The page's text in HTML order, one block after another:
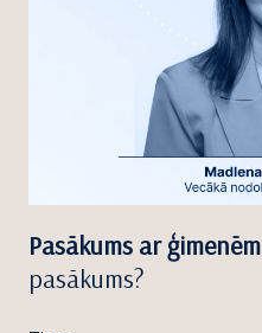
Pasākums ar ģimenēm
pasākums?